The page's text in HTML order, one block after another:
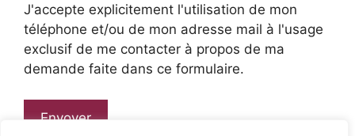
J'accepte explicitement l'utilisation de mon
téléphone et/ou de mon adresse mail à l'usage
exclusif de me contacter à propos de ma
demande faite dans ce formulaire.